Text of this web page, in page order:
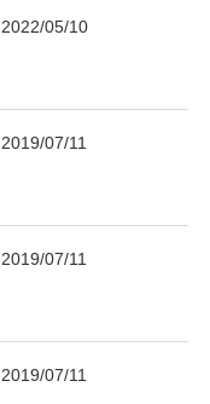
2022/05/10
2019/07/11
2019/07/11
2019/07/11